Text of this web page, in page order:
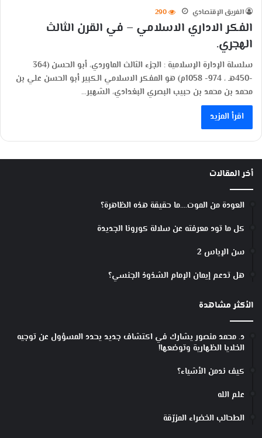
الفريق الإقتصادي 290
الفكر الاداري الاسلامي – في القرن الثالث
الهجري.
سلسلة الإدارة الإسلامية : الجزء الثالث الماوردي، أبو الحسن (364
-450هـ ، 974- 1058م) هو المفكر الاسلامي الكبير أبو الحسن علي بن
محمد بن محمد بن حبيب البصري البغدادي، الشهير…
اقرأ المزيد
أخر المقالات
العودة من الموت….ما حقيقة هذه الظاهرة؟
كل ما تود معرفته عن سلالة كورونا الجديدة
سن الإياس 2
هل تدعم إيمان الإمام الشذوذ الجنسي؟
الأكثر مشاهدة
د. محمد منصور يشارك في اكتشاف جديد يحدد المسؤول عن توجيه
الخلايا الظهارية وتوضعها!
كيف ندمن الأشياء؟
علم الله
الطحالب الخضراء المزرّقة